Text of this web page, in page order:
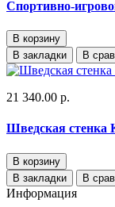
Спортивно-
В корзину
В закладки
В
21 340.00 р.
Шведская стенка
В корзину
В закладки
В
Информация